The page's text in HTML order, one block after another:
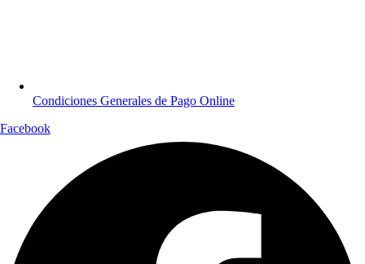
Condiciones Generales de Pago Online
Facebook